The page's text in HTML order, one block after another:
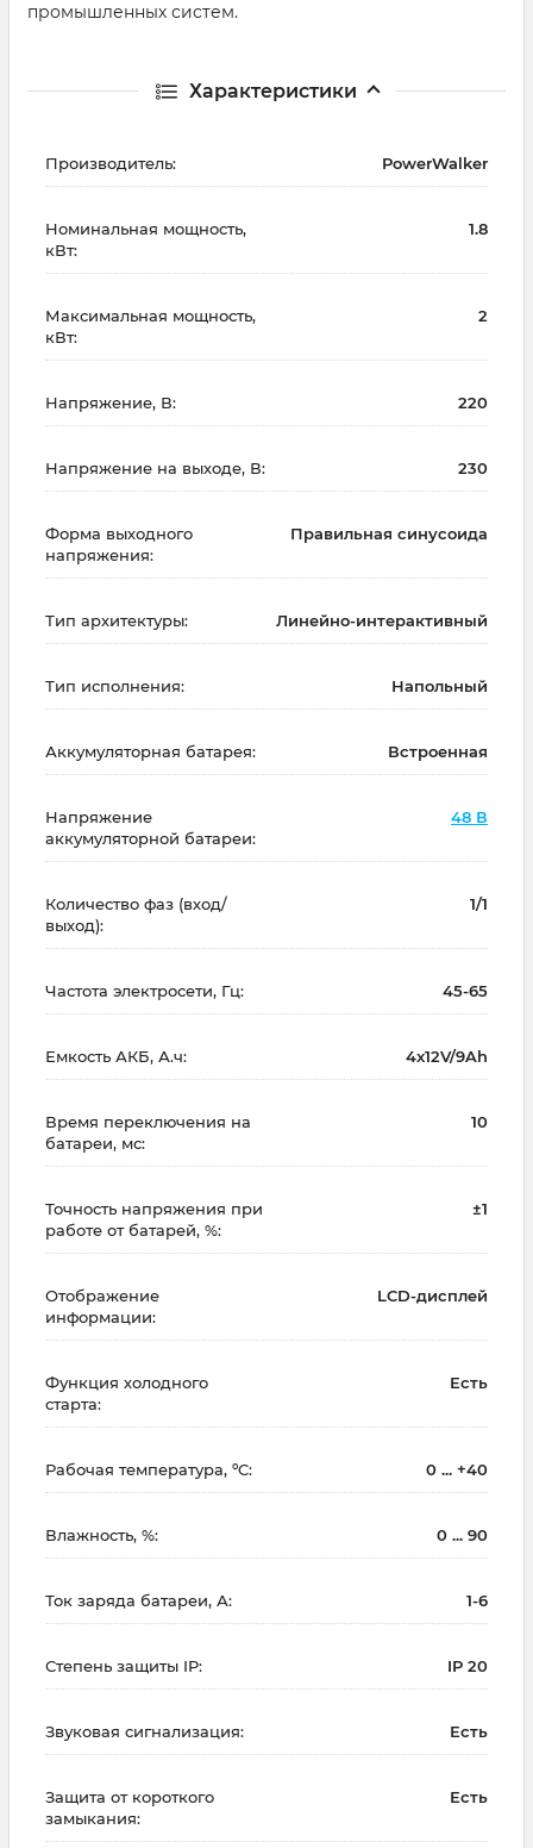
промышленных систем.
Характеристики
Производитель: PowerWalker
Номинальная мощность,
кВт:
1.8
Максимальная мощность,
кВт:
2
Напряжение, В: 220
Напряжение на выходе, В: 230
Форма выходного
напряжения:
Правильная синусоида
Тип архитектуры: Линейно-интерактивный
Тип исполнения: Напольный
Аккумуляторная батарея: Встроенная
Напряжение
аккумуляторной батареи:
48 В
Количество фаз (вход/
выход):
1/1
Частота электросети, Гц: 45-65
Емкость АКБ, А.ч: 4x12V/9Ah
Время переключения на
батареи, мс:
10
Точность напряжения при
работе от батарей, %:
±1
Отображение
информации:
LCD-дисплей
Функция холодного
старта:
Есть
Рабочая температура, ºC: 0 ... +40
Влажность, %: 0 ... 90
Ток заряда батареи, А: 1-6
Степень защиты IP: IP 20
Звуковая сигнализация: Есть
Защита от короткого
замыкания:
Есть